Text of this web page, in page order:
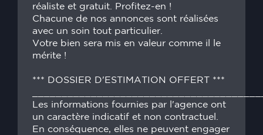
réaliste et gratuit. Profitez-en !
Chacune de nos annonces sont réalisées
avec un soin tout particulier.
Votre bien sera mis en valeur comme il le
mérite !
*** DOSSIER D'ESTIMATION OFFERT ***
Les informations fournies par l'agence ont
un caractère indicatif et non contractuel.
En conséquence, elles ne peuvent engager